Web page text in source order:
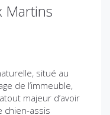
Martins
situé au
de l’immeuble,
majeur d’avoir
chien-assis